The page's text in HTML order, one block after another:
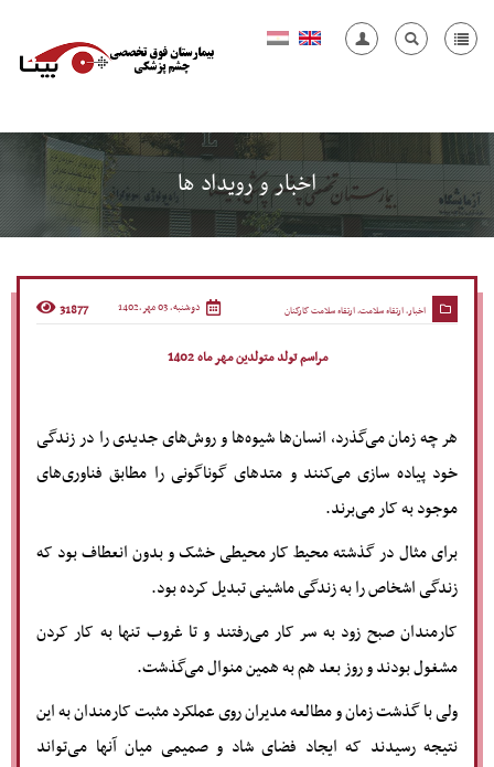
اخبار و رویداد ها
دوشنبه, 03 مهر,1402 31877 اخبار,ارتقاء سلامت,ارتقاء سلامت کارکنان
مراسم تولد متولدین مهر ماه 1402
هر چه زمان می‌گذرد، انسان‌ها شیوه‌ها و روش‌های جدیدی را در زندگی
خود پیاده سازی می‌کنند و متدهای گوناگونی را مطابق فناوری‌های
موجود به کار می‌برند.
برای مثال در گذشته محیط کار محیطی خشک و بدون انعطاف بود که
زندگی اشخاص را به زندگی ماشینی تبدیل کرده بود.
کارمندان صبح زود به سر کار می‌رفتند و تا غروب تنها به کار کردن
مشغول بودند و روز بعد هم به همین منوال می‌گذشت.
ولی با گذشت زمان و مطالعه مدیران روی عملکرد مثبت کارمندان به این
نتیجه رسیدند که ایجاد فضای شاد و صمیمی میان آنها می‌تواند